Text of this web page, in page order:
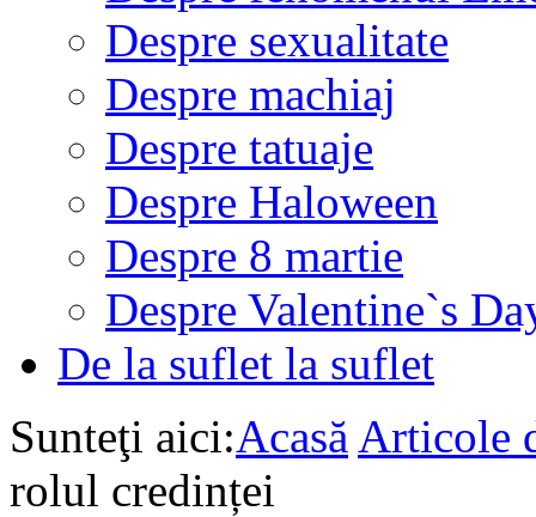
Despre sexualitate
Despre machiaj
Despre tatuaje
Despre Haloween
Despre 8 martie
Despre Valentine`s
De la suflet la suflet
Sunteţi aici:Acasă Articole
rolul credinței